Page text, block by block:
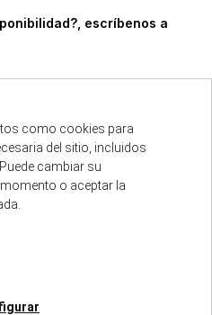
escríbenos a
como cookies para
del sitio, incluidos
cambiar su
o aceptar la